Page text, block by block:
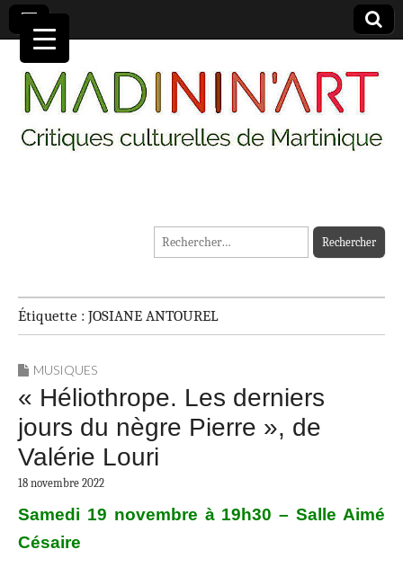
MADININ'ART
Rechercher :
Étiquette : JOSIANE ANTOUREL
MUSIQUES
« Héliothrope. Les derniers
jours du nègre Pierre », de
Valérie Louri
18 novembre 2022
Samedi 19 novembre à 19h30 – Salle Aimé
Césaire